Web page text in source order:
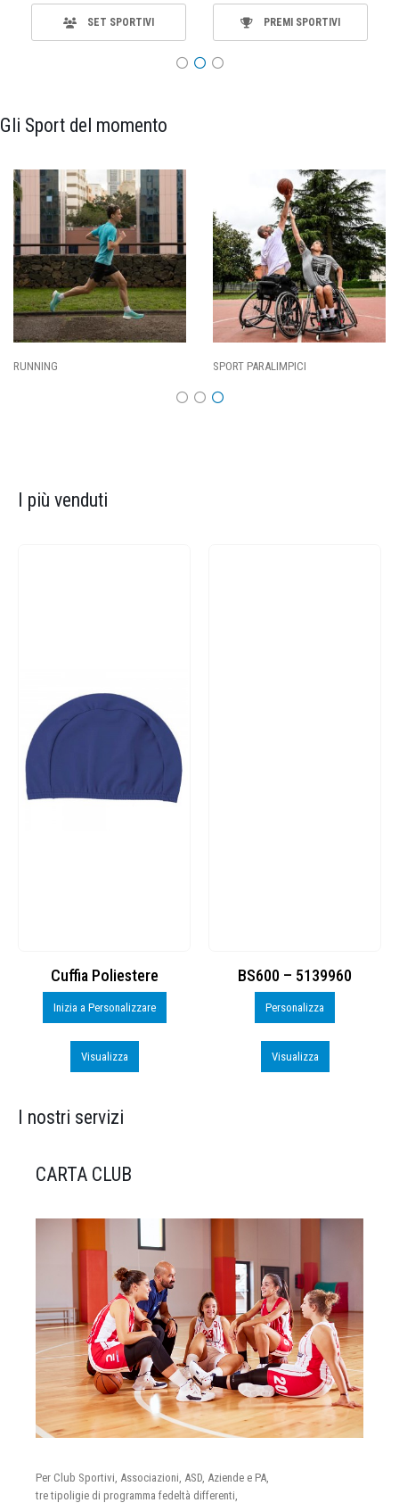
SET SPORTIVI PREMI SPORTIVI
Gli Sport del momento
CALCIO
I più venduti
Cuffia Poliestere
Inizia a Personalizzare
Visualizza
BS600 – 5139960
Personalizza
Visualizza
I nostri servizi
CARTA CLUB
Per Club Sportivi, Associazioni, ASD, Aziende e PA,
tre tipoligie di programma fedeltà differenti,